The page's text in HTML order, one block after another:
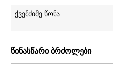
ქვემძიმე წონა
წინასწარი ბრძოლები